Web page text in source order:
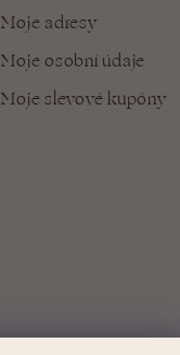
Moje adresy
Moje osobní údaje
Moje slevové kupóny